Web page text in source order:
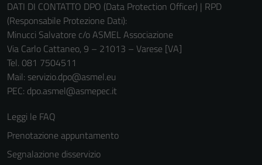
DATI DI CONTATTO DPO (Data Protection Officer) | RPD
(Responsabile Protezione Dati):
Minucci Salvatore c/o ASMEL Associazione
Via Carlo Cattaneo, 9 – 21013 – Varese [VA]
Tel. 081 7504511
Mail: servizio.dpo@asmel.eu
PEC: dpo.asmel@asmepec.it
Leggi le FAQ
Prenotazione appuntamento
Segnalazione disservizio